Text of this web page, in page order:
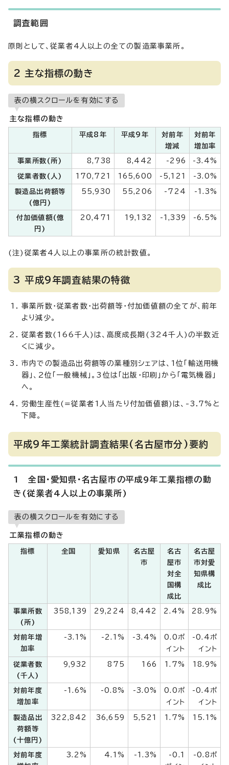
調査範囲
原則として、従業者4人以上の全ての製造業事業所。
2 主な指標の動き
表の横スクロールを有効にする
主な指標の動き
指標 平成8年 平成9年
対前年
増減
対前年
増加率
事業所数(所) 8,738 8,442 -296 -3.4%
従業者数(人) 170,721 165,600 -5,121 -3.0%
製造品出荷額等
(億円)
55,930 55,206 -724 -1.3%
付加価値額(億
円)
20,471 19,132 -1,339 -6.5%
(注)従業者4人以上の事業所の統計数値。
3 平成9年調査結果の特徴
事業所数・従業者数・出荷額等・付加価値額の全てが、前年
より減少。
従業者数(166千人)は、高度成長期(324千人)の半数近
くに減少。
市内での製造品出荷額等の業種別シェアは、1位「輸送用機
器」、2位「一般機械」。3位は「出版・印刷」から「電気機器」
へ。
労働生産性(=従業者1人当たり付加価値額)は、-3.7%と
下降。
平成9年工業統計調査結果(名古屋市分)要約
1 全国・愛知県・名古屋市の平成9年工業指標の動
き(従業者4人以上の事業所)
表の横スクロールを有効にする
工業指標の動き
指標 全国 愛知県
名古屋
市
名古
屋市
対全
国構
成比
名古屋
市対愛
知県構
成比
事業所数
(所)
358,139 29,224 8,442 2.4% 28.9%
対前年増
加率
-3.1% -2.1% -3.4%
0.0ポ
イント
-0.4ポ
イント
従業者数
(千人)
9,932 875 166 1.7% 18.9%
対前年度
増加率
-1.6% -0.8% -3.0%
0.0ポ
イント
-0.4ポ
イント
製造品出
荷額等
(十億円)
322,842 36,659 5,521 1.7% 15.1%
対前年度
3.2% 4.1% -1.3%
-0.1
-0.8ポ